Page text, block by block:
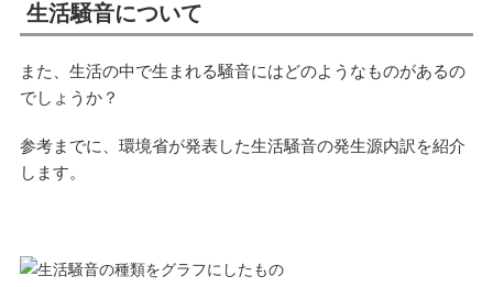
生活騒音について
また、生活の中で生まれる騒音にはどのようなものがあるの
でしょうか？
参考までに、環境省が発表した生活騒音の発生源内訳を紹介
します。